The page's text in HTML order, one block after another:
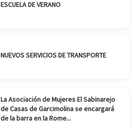
ESCUELA DE VERANO
NUEVOS SERVICIOS DE TRANSPORTE
La Asociación de Mujeres El Sabinarejo
de Casas de Garcimolina se encargará
de la barra en la Rome...